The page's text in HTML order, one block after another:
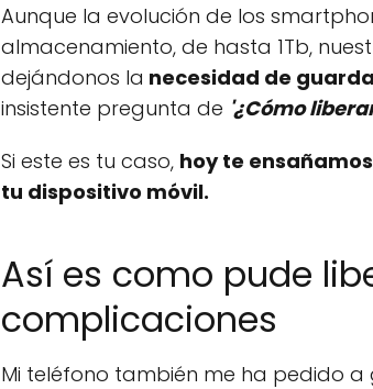
Aunque la evolución de los
almacenamiento, de hasta 1Tb,
dejándonos la necesidad de
insistente pregunta de '¿Cómo
Si este es tu caso, hoy te
tu dispositivo móvil.
Así es como pude
complicaciones
Mi teléfono también me ha pedido a